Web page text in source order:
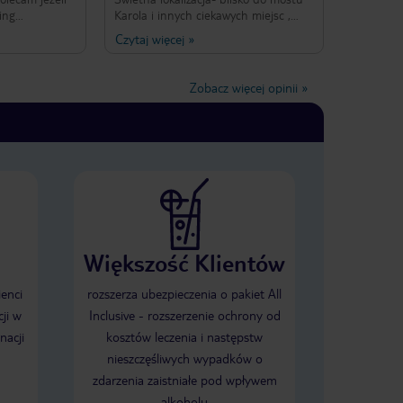
miasta.
wymogi
Karola i innych ciekawych miejsc ,
przystępna cena, smaczne posiłki ,
czysto, miła obsługa. .. Nic nie
sumieniem. Tylko jeden mały problem
z parkingiem - upolowaliśmy nawet
Czytaj więcej »
Zobacz więcej opinii »
w
Większość Klientów
rozszerza ubezpieczenia o pakiet All
Inclusive - rozszerzenie ochrony od
kosztów leczenia i następstw
nieszczęśliwych wypadków o
zdarzenia zaistniałe pod wpływem